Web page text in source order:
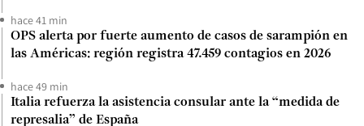
hace 41 min
OPS alerta por fuerte aumento de casos de sarampión en
las Américas: región registra 47.459 contagios en 2026
hace 49 min
Italia refuerza la asistencia consular ante la “medida de
represalia” de España